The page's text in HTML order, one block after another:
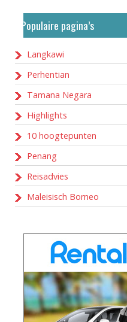
Populaire pagina’s
Langkawi
Perhentian
Tamana Negara
Highlights
10 hoogtepunten
Penang
Reisadvies
Maleisisch Borneo